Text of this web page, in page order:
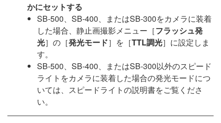
かにセットする
SB-500、SB-400、またはSB-300をカメラに装着
した場合、静止画撮影メニュー［フラッシュ発
光］の［発光モード］を［TTL調光］に設定しま
す。
SB-500、SB-400、またはSB-300以外のスピード
ライトをカメラに装着した場合の発光モードにつ
いては、スピードライトの説明書をご覧くださ
い。